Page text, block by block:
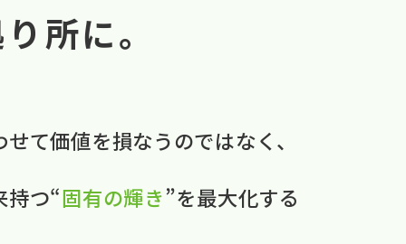
所に。
て​価値を​損なうのではなく、
持つ“固有の​輝き”を​最大化する​